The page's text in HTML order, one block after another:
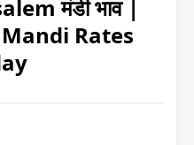
मंडी भाव |
Rates